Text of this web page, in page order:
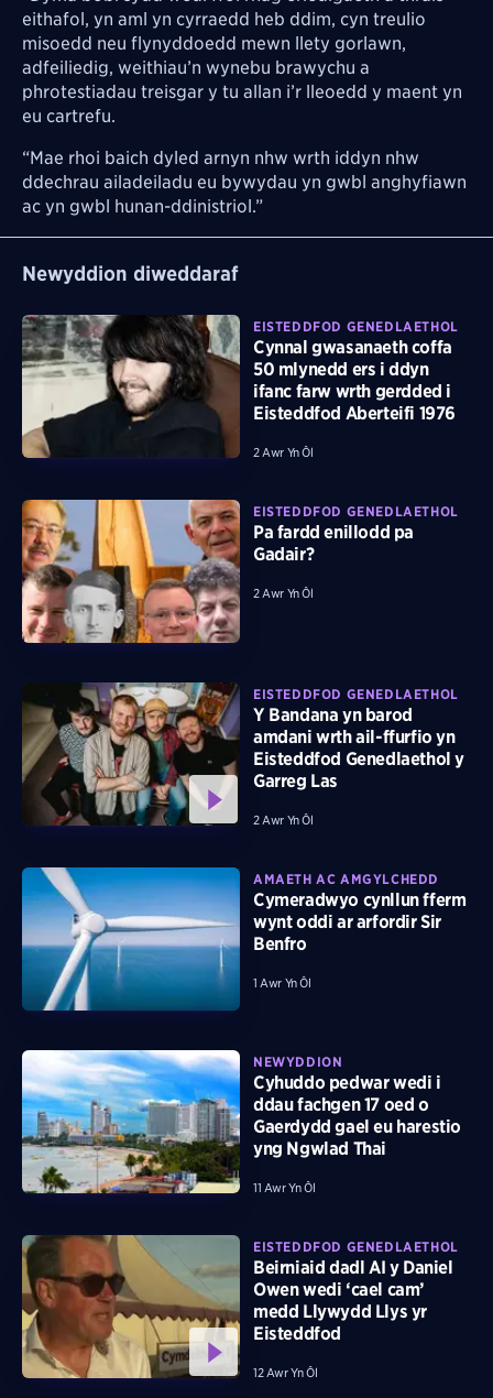
eithafol, yn aml yn cyrraedd heb ddim, cyn treulio
misoedd neu flynyddoedd mewn llety gorlawn,
adfeiliedig, weithiau’n wynebu brawychu a
phrotestiadau treisgar y tu allan i’r lleoedd y maent yn
eu cartrefu.
“Mae rhoi baich dyled arnyn nhw wrth iddyn nhw
ddechrau ailadeiladu eu bywydau yn gwbl anghyfiawn
ac yn gwbl hunan-ddinistriol.”
Newyddion diweddaraf
EISTEDDFOD GENEDLAETHOL
Cynnal gwasanaeth coffa
50 mlynedd ers i ddyn
ifanc farw wrth gerdded i
Eisteddfod Aberteifi 1976
2 Awr Yn Ôl
EISTEDDFOD GENEDLAETHOL
Pa fardd enillodd pa
Gadair?
2 Awr Yn Ôl
EISTEDDFOD GENEDLAETHOL
Y Bandana yn barod
amdani wrth ail-ffurfio yn
Eisteddfod Genedlaethol y
Garreg Las
2 Awr Yn Ôl
AMAETH AC AMGYLCHEDD
Cymeradwyo cynllun fferm
wynt oddi ar arfordir Sir
Benfro
1 Awr Yn Ôl
NEWYDDION
Cyhuddo pedwar wedi i
ddau fachgen 17 oed o
Gaerdydd gael eu harestio
yng Ngwlad Thai
11 Awr Yn Ôl
EISTEDDFOD GENEDLAETHOL
Beirniaid dadl AI y Daniel
Owen wedi ‘cael cam’
medd Llywydd Llys yr
Eisteddfod
12 Awr Yn Ôl